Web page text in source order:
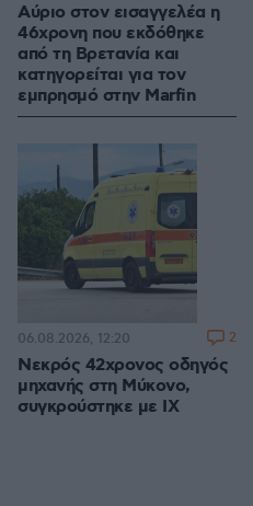
Αύριο στον εισαγγελέα η
46χρονη που εκδόθηκε
από τη Βρετανία και
κατηγορείται για τον
εμπρησμό στην Marfin
Νεκρός 42χρονος οδηγός
μηχανής στη Μύκονο,
συγκρούστηκε με ΙΧ
06.08.2026, 12:20 2